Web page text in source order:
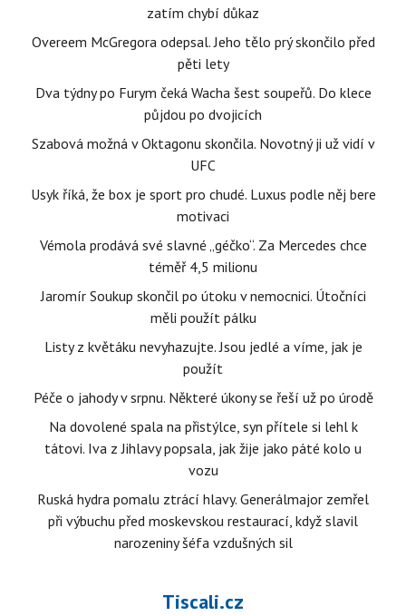
zatím chybí důkaz
Overeem McGregora odepsal. Jeho tělo prý skončilo před
pěti lety
Dva týdny po Furym čeká Wacha šest soupeřů. Do klece
půjdou po dvojicích
Szabová možná v Oktagonu skončila. Novotný ji už vidí v
UFC
Usyk říká, že box je sport pro chudé. Luxus podle něj bere
motivaci
Vémola prodává své slavné „géčko“. Za Mercedes chce
téměř 4,5 milionu
Jaromír Soukup skončil po útoku v nemocnici. Útočníci
měli použít pálku
Listy z květáku nevyhazujte. Jsou jedlé a víme, jak je
použít
Péče o jahody v srpnu. Některé úkony se řeší už po úrodě
Na dovolené spala na přistýlce, syn přítele si lehl k
tátovi. Iva z Jihlavy popsala, jak žije jako páté kolo u
vozu
Ruská hydra pomalu ztrácí hlavy. Generálmajor zemřel
při výbuchu před moskevskou restaurací, když slavil
narozeniny šéfa vzdušných sil
Tiscali.cz